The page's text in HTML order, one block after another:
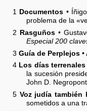
1 Documentos •
problema de la
2
Rasguños •
Especial 200
3 Guía de Perplejos •
4 Los días terrenales
la sucesión
John D.
5 Voz judía también
sometidos a una